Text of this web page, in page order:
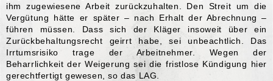
ihm zugewiesene Arbeit zurückzuhalten. Den Streit um die
Vergütung hätte er später – nach Erhalt der Abrechnung –
führen müssen. Dass sich der Kläger insoweit über ein
Zurückbehaltungsrecht geirrt habe, sei unbeachtlich. Das
Irrtumsrisiko trage der Arbeitnehmer. Wegen der
Beharrlichkeit der Weigerung sei die fristlose Kündigung hier
gerechtfertigt gewesen, so das LAG.